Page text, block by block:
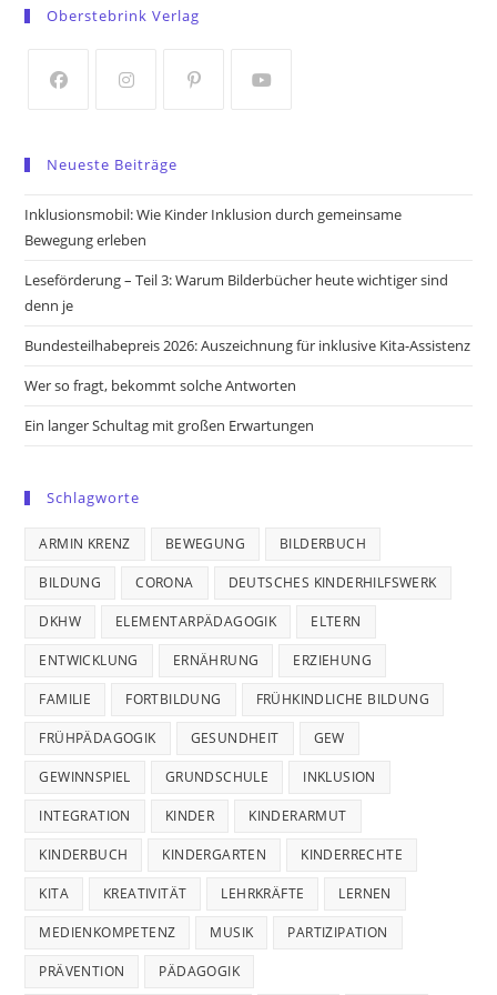
a
tab
tab
Oberstebrink Verlag
a
new
tab
new
tab
a
new
new
Neueste Beiträge
Inklusionsmobil: Wie Kinder Inklusion durch gemeinsame
Bewegung erleben
Leseförderung – Teil 3: Warum Bilderbücher heute wichtiger sind
denn je
Bundesteilhabepreis 2026: Auszeichnung für inklusive Kita-Assistenz
Wer so fragt, bekommt solche Antworten
Ein langer Schultag mit großen Erwartungen
Schlagworte
ARMIN KRENZ BEWEGUNG BILDERBUCH
BILDUNG CORONA DEUTSCHES KINDERHILFSWERK
DKHW ELEMENTARPÄDAGOGIK ELTERN
ENTWICKLUNG ERNÄHRUNG ERZIEHUNG
FAMILIE FORTBILDUNG FRÜHKINDLICHE BILDUNG
FRÜHPÄDAGOGIK GESUNDHEIT GEW
GEWINNSPIEL GRUNDSCHULE INKLUSION
INTEGRATION KINDER KINDERARMUT
KINDERBUCH KINDERGARTEN KINDERRECHTE
KITA KREATIVITÄT LEHRKRÄFTE LERNEN
MEDIENKOMPETENZ MUSIK PARTIZIPATION
PRÄVENTION PÄDAGOGIK